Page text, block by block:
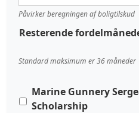
Påvirker beregningen af boligtilskud
Resterende
Standard maksimum er 36 måneder
Marine Gunnery
Scholarship